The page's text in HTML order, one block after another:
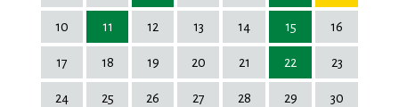
10 11 12 13 14 15 16
17 18 19 20 21 22 23
24 25 26 27 28 29 30